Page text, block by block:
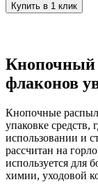
Купить в 1 клик
Кнопочный
флаконов
Кнопочные
упаковке средств,
использовании и
рассчитан на
используется для
химии, уходовой